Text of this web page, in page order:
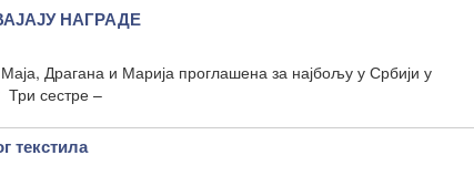
НАГРАДЕ
Маја, Драгана и Марија проглашена за најбољу у Србији у
Три сестре –
текстила